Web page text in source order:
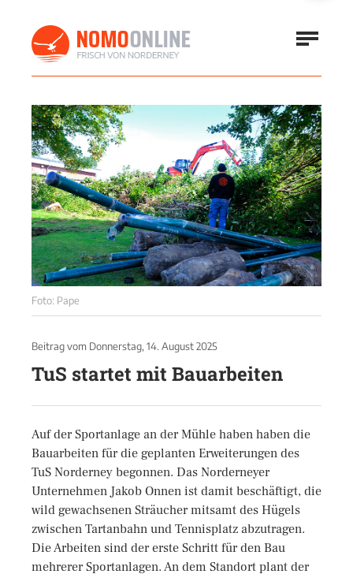
Foto: Pape
Beitrag vom Donnerstag, 14. August 2025
TuS startet mit Bauarbeiten
Auf der Sportanlage an der Mühle haben haben die
Bauarbeiten für die geplanten Erweiterungen des
TuS Norderney begonnen. Das Norderneyer
Unternehmen Jakob Onnen ist damit beschäftigt, die
wild gewachsenen Sträucher mitsamt des Hügels
zwischen Tartanbahn und Tennisplatz abzutragen.
Die Arbeiten sind der erste Schritt für den Bau
mehrerer Sportanlagen. An dem Standort plant der